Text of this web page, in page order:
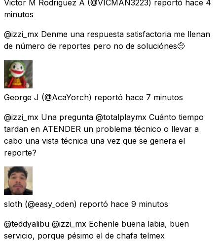
Victor M Rodriguez A (@VICMAN3223) reportó hace 4
minutos
@izzi_mx Denme una respuesta satisfactoria me llenan
de número de reportes pero no de soluciónes🤨
George J (@AcaYorch) reportó hace 7 minutos
@izzi_mx Una pregunta @totalplaymx Cuánto tiempo
tardan en ATENDER un problema técnico o llevar a
cabo una vista técnica una vez que se genera el
reporte?
sloth (@easy_oden) reportó hace 9 minutos
@teddyalibu @izzi_mx Echenle buena labia, buen
servicio, porque pésimo el de chafa telmex